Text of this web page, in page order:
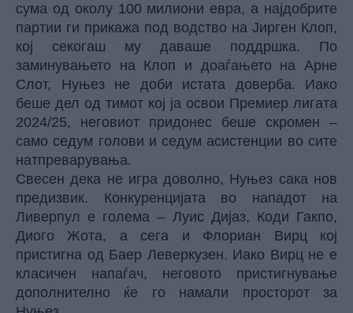
сума од околу 100 милиони евра, а најдобрите
партии ги прикажа под водство на Јирген Клоп,
кој секогаш му даваше поддршка. По
заминувањето на Клоп и доаѓањето на Арне
Слот, Нуњез не доби истата доверба. Иако
беше дел од тимот кој ја освои Премиер лигата
2024/25, неговиот придонес беше скромен –
само седум голови и седум асистенции во сите
натпреварувања.
Свесен дека не игра доволно, Нуњез сака нов
предизвик. Конкуренцијата во нападот на
Ливерпул е голема – Луис Дијаз, Коди Гакпо,
Диого Жота, а сега и Флориан Вирц кој
пристигна од Баер Леверкузен. Иако Вирц не е
класичен напаѓач, неговото пристигнување
дополнително ќе го намали просторот за